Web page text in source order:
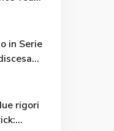
in the
in Serie
la
rigori